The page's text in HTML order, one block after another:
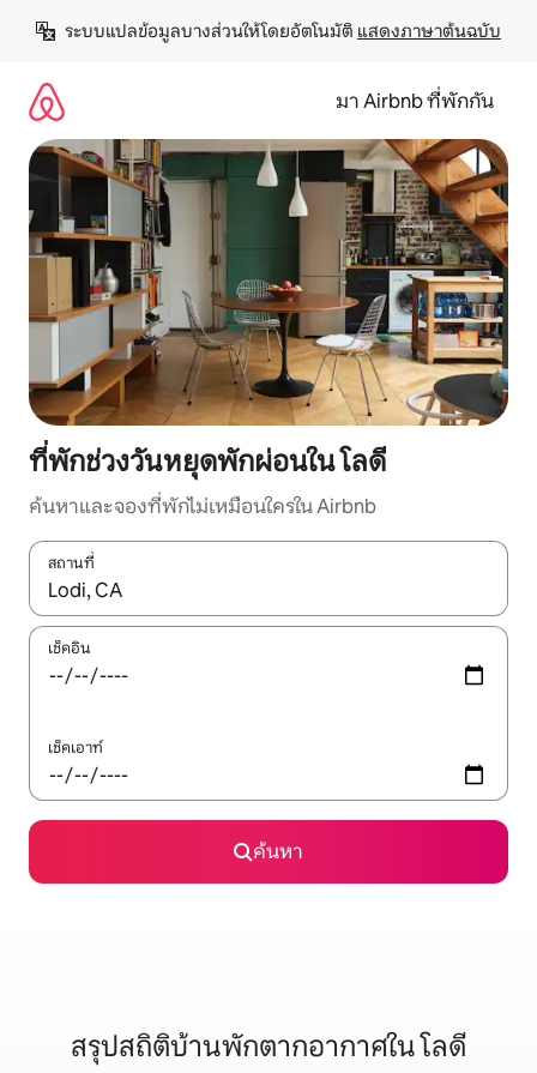
เนื้อหา
ระบบแปลข้อมูลบางส่วนให้โดยอัตโนมัติ แสดงภาษาต้นฉบับ
มา Airbnb ที่พักกัน
ที่พักช่วงวันหยุดพักผ่อนใน โลดี
ค้นหาและจองที่พักไม่เหมือนใครใน Airbnb
สถานที่
ใช้ลูกศรขึ้นลง หรือใช้การสัมผัสหรือปัด เพื่อสำรวจผลการค้นหา
เช็คอิน
เช็คเอาท์
ค้นหา
สรุปสถิติบ้านพักตากอากาศใน โลดี